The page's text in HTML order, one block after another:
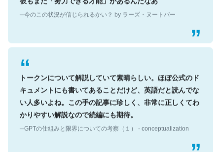
トークンについて解説していて素晴らしい。ほぼ公式のド
キュメントにも書いてあることだけど、英語だと読んでな
い人多いよね。この手の記事に珍しく、非常に正しくてわ
かりやすい解説なので続編にも期待。